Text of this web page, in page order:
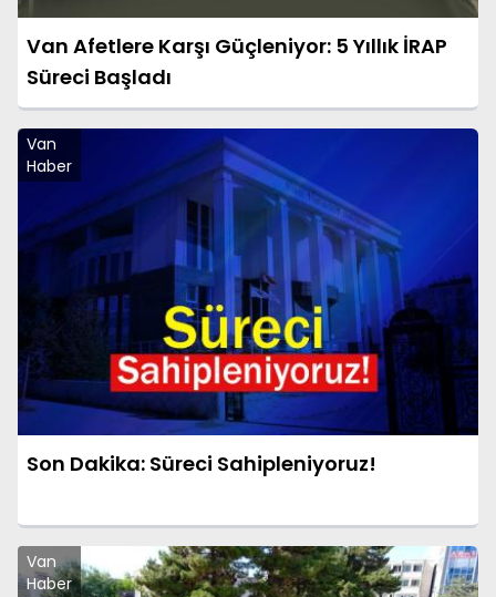
Van Afetlere Karşı Güçleniyor: 5 Yıllık İRAP
Süreci Başladı
Van
Haber
Son Dakika: Süreci Sahipleniyoruz!
Van
Haber